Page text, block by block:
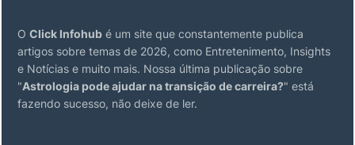
O Click Infohub é um site que constantemente publica
artigos sobre temas de 2026, como Entretenimento, Insights
e Notícias e muito mais. Nossa última publicação sobre
"Astrologia pode ajudar na transição de carreira?" está
fazendo sucesso, não deixe de ler.